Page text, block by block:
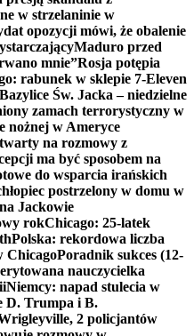
w strzelaninie w
opozycji mówi, że obalenie
Maduro przed
mnie”Rosja potępia
rabunek w sklepie 7-Eleven
Św. Jacka – niedzielne
zamach terrorystyczny w
nożnej w Ameryce
na rozmowy z
ma być sposobem na
do wsparcia irańskich
postrzelony w domu w
Jackowie
rokChicago: 25-latek
Polska: rekordowa liczba
ChicagoPoradnik sukces (12-
nauczycielka
Niemcy: napad stulecia w
D. Trumpa i B.
2 policjantów